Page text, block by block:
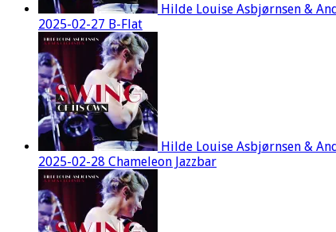
Hilde Louise Asbjørnsen &
2025-02-27 B-Flat
Hilde Louise Asbjørnsen &
2025-02-28 Chameleon Jazzbar